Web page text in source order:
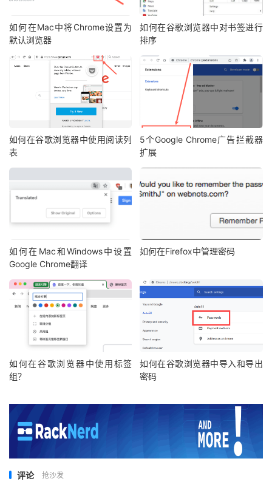
如何在Mac中将Chrome设置为
默认浏览器
如何在谷歌浏览器中对书签进行
排序
如何在谷歌浏览器中使用阅读列
表
5个Google Chrome广告拦截器
扩展
如何在Mac和Windows中设置
Google Chrome翻译
如何在Firefox中管理密码
如何在⾕歌浏览器中使⽤标签
组？
如何在谷歌浏览器中导入和导出
密码
评论 抢沙发